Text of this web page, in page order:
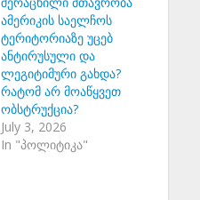
ამერიკის საელჩოს
ტერიტორიაზე უცებ
ანტირუსული და
ლეგიტიმური გახდა?
რატომ არ მოაწყვეთ
ობსტრუქცია?
July 3, 2026
In "პოლიტიკა"